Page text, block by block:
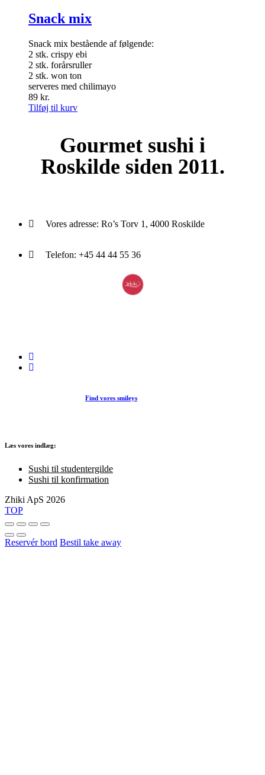
Snack mix
Snack mix bestående af følgende:
2 stk. crispy ebi
2 stk. forårsruller
2 stk. won ton
serveres med chilimayo
89 kr.
Tilføj til kurv
Gourmet sushi i
Roskilde siden 2011.
Vores adresse: Ro’s Torv 1, 4000 Roskilde
Telefon: +45 44 44 55 36
Find vores smileys
Læs vores indlæg:
Sushi til studentergilde
Sushi til konfirmation
Zhiki ApS 2026
TOP
Reservér bord Bestil take away